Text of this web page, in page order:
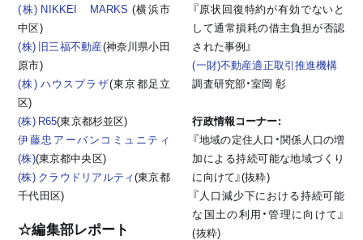
(株) NIKKEI MARKS (横浜市
中区)
(株) 旧三福不動産(神奈川県小田
原市)
(株) ハウスプラザ(東京都足立
区)
(株) R65(東京都杉並区)
伊藤忠アーバンコミュニティ
(株)(東京都中央区)
(株) クラウドリアルティ(東京都
千代田区)
☆編集部レポート
『原状回復特約が有効でないと
して通常損耗の借主負担が否認
された事例』
(一財)不動産適正取引推進機構
調査研究部・室岡 彰
行政情報コーナー:
『地域の定住人口・関係人口の増
加による持続可能な地域づくり
に向けて』(抜粋)
『人口減少下における持続可能
な国土の利用・管理に向けて』
(抜粋)